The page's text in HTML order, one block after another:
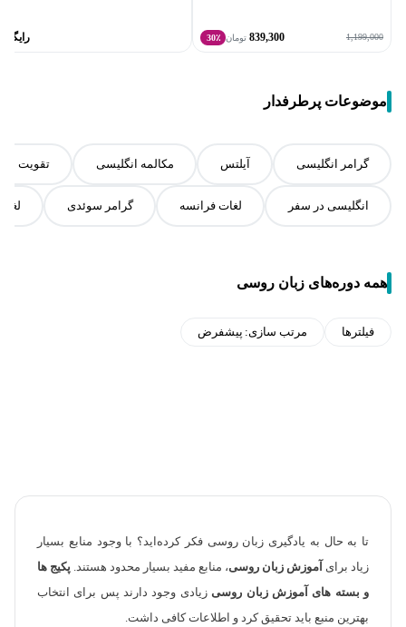
1,199,000
839,300 تومان 30٪ رایگان
موضوعات پرطرفدار
گرامر انگلیسی آیلتس مکالمه انگلیسی تقویت
انگلیسی در سفر لغات فرانسه گرامر سوئدی
همه دوره‌های زبان روسی
فیلترها مرتب سازی: پیشفرض
تا به حال به یادگیری زبان روسی فکر کرده‌اید؟ با وجود منابع بسیار
زیاد برای آموزش زبان روسی، منابع مفید بسیار محدود هستند. پکیج ها
و بسته های آموزش زبان روسی زیادی وجود دارند پس برای انتخاب
بهترین منبع باید تحقیق کرد و اطلاعات کافی داشت.